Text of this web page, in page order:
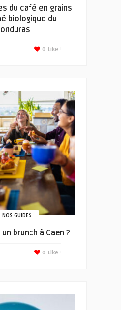
du café en grains
biologique du
Like !
0
NOS GUIDES
brunch à Caen ?
Like !
0